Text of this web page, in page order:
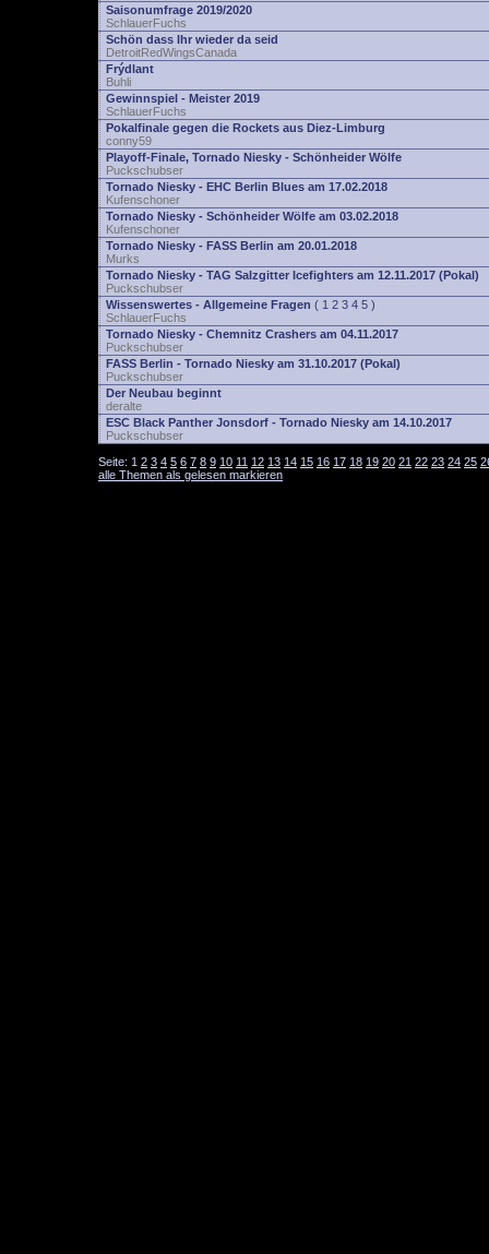
Saisonumfrage 2019/2020
SchlauerFuchs
Schön dass Ihr wieder da seid
DetroitRedWingsCanada
Frýdlant
Buhli
Gewinnspiel - Meister 2019
SchlauerFuchs
Pokalfinale gegen die Rockets aus Diez-Limburg
conny59
Playoff-Finale, Tornado Niesky - Schönheider Wölfe
Puckschubser
Tornado Niesky - EHC Berlin Blues am 17.02.2018
Kufenschoner
Tornado Niesky - Schönheider Wölfe am 03.02.2018
Kufenschoner
Tornado Niesky - FASS Berlin am 20.01.2018
Murks
Tornado Niesky - TAG Salzgitter Icefighters am 12.11.2017 (Pokal)
Puckschubser
Wissenswertes - Allgemeine Fragen ( 1 2 3 4 5 )
SchlauerFuchs
Tornado Niesky - Chemnitz Crashers am 04.11.2017
Puckschubser
FASS Berlin - Tornado Niesky am 31.10.2017 (Pokal)
Puckschubser
Der Neubau beginnt
deralte
ESC Black Panther Jonsdorf - Tornado Niesky am 14.10.2017
Puckschubser
Seite: 1 2 3 4 5 6 7 8 9 10 11 12 13 14 15 16 17 18 19 20 21 22 23 24 25
alle Themen als gelesen markieren